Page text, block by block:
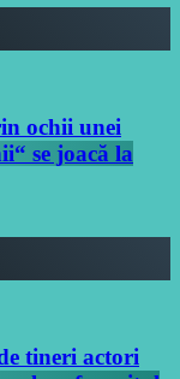
ochii unei
se joacă la
tineri actori